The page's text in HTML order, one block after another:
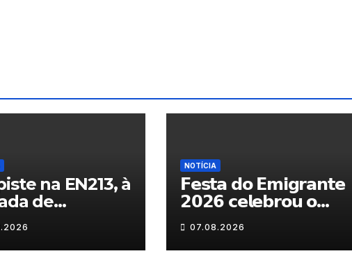
na EN213, à
de
NOTÍCIA
𝗙𝗲𝘀𝘁𝗮 𝗱𝗼 𝗘𝗺𝗶𝗴𝗿𝗮𝗻𝘁𝗲
𝟮𝟬𝟮𝟲 𝗰𝗲𝗹𝗲𝗯𝗿𝗼𝘂 𝗼
𝗿𝗲𝗲𝗻𝗰𝗼𝗻𝘁𝗿𝗼 𝗲 𝗼𝘀
𝗹𝗮𝗰̧𝗼𝘀 𝗾𝘂𝗲 𝘂𝗻𝗲𝗺
𝗠𝘂𝗿𝗰̧𝗮
07.08.2026